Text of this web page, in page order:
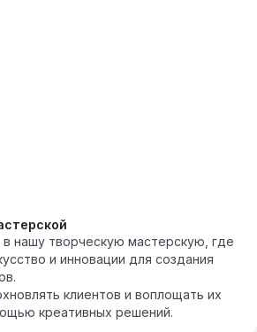
нашу творческую мастерскую, где
и инновации для создания
клиентов и воплощать их
креативных решений.